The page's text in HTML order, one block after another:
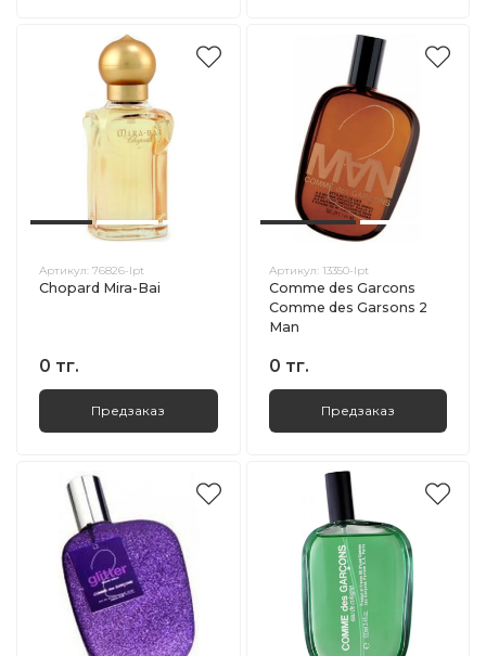
Артикул: 76826-lpt
Chopard Mira-Bai
0 тг.
Предзаказ
Артикул: 13350-lpt
Comme des Garcons
Comme des Garsons 2
Man
0 тг.
Предзаказ